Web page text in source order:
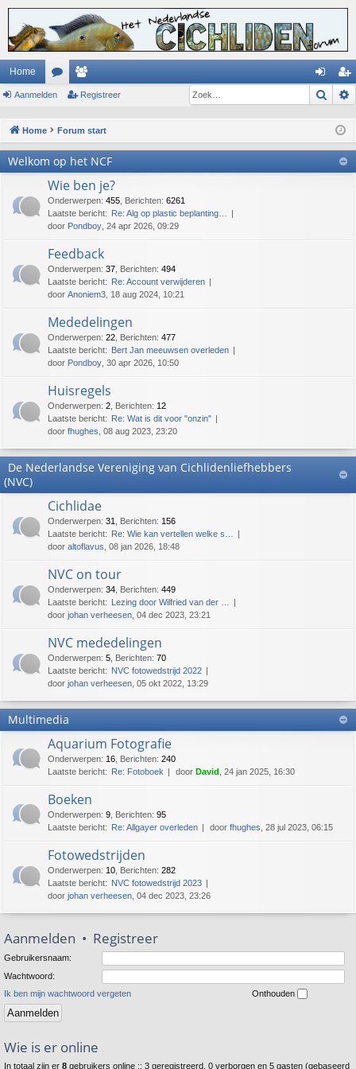
Home
or
m
s
ed an
el
eg
re
er
Aanmelden Registreer Zoek
Home Forum start
Welkom op het NCF
Wie ben je?
Onderwerpen: 455 Berichten: 6261
Laatste bericht: Re: Alg op plastic beplanting…
door Pondboy , 24 apr 2026, 09:29
Feedback
Onderwerpen: 37 Berichten: 494
Laatste bericht: Re: Account verwijderen
door Anoniem3 , 18 aug 2024, 10:21
Mededelingen
Onderwerpen: 22 Berichten: 477
Laatste bericht: Bert Jan meeuwsen overleden
door Pondboy , 30 apr 2026, 10:50
Huisregels
Onderwerpen: 2 Berichten: 12
Laatste bericht: Re: Wat is dit voor "onzin"
door fhughes , 08 aug 2023, 23:20
De Nederlandse Vereniging van Cichlidenliefhebbers
(NVC)
Cichlidae
Onderwerpen: 31 Berichten: 156
Laatste bericht: Re: Wie kan vertellen welke s…
door altoflavus , 08 jan 2026, 18:48
NVC on tour
Onderwerpen: 34 Berichten: 449
Laatste bericht: Lezing door Wilfried van der …
door johan verheesen , 04 dec 2023, 23:21
NVC mededelingen
Onderwerpen: 5 Berichten: 70
Laatste bericht: NVC fotowedstrijd 2022
door johan verheesen , 05 okt 2022, 13:29
Multimedia
Aquarium Fotografie
Onderwerpen: 16 Berichten: 240
Laatste bericht: Re: Fotoboek door David , 24 jan 2025, 16:30
Boeken
Onderwerpen: 9 Berichten: 95
Laatste bericht: Re: Allgayer overleden door fhughes , 28 jul 2023, 06:15
Fotowedstrijden
Onderwerpen: 10 Berichten: 282
Laatste bericht: NVC fotowedstrijd 2023
door johan verheesen , 04 dec 2023, 23:26
Aanmelden • Registreer
Gebruikersnaam:
Wachtwoord:
Ik ben mijn wachtwoord vergeten
Onthouden
Wie is er online
In totaal zijn er 8 gebruikers online :: 3 geregistreerd, 0 verborgen en 5 gasten (gebaseerd